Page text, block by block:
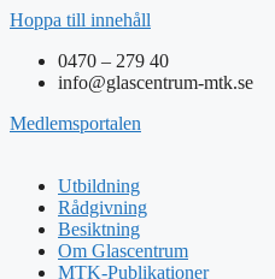
Hoppa till innehåll
0470 – 279 40
info@glascentrum-mtk.se
Medlemsportalen
Utbildning
Rådgivning
Besiktning
Om Glascentrum
MTK-Publikationer